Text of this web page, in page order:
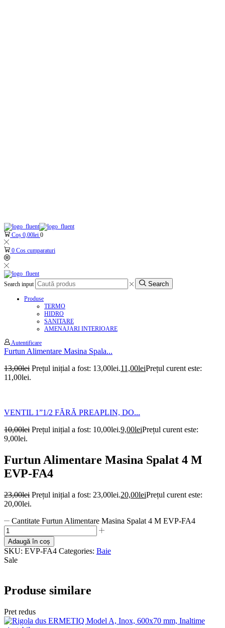
Coș 0,00lei 0
0 Cos cumparaturi
Search input Search
Produse
TERMO
HIDRO
SANITARE
AMENAJARI INTERIOARE
Autentificare
Furtun Alimentare Masina Spala...
13,00lei Prețul inițial a fost: 13,00lei.11,00leiPrețul curent este:
11,00lei.
VENTIL 1”1/2 FĂRĂ PREAPLIN, DO...
10,00lei Prețul inițial a fost: 10,00lei.9,00leiPrețul curent este:
9,00lei.
Furtun Alimentare Masina Spalat 4 M
EVP-FA4
23,00lei Prețul inițial a fost: 23,00lei.20,00leiPrețul curent este:
20,00lei.
Cantitate Furtun Alimentare Masina Spalat 4 M EVP-FA4
Adaugă în coș
SKU: EVP-FA4 Categories: Baie
Sale
Produse similare
Pret redus